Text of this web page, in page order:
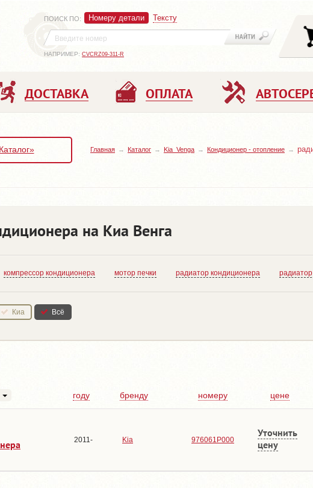
ПОИСК ПО: Номеру детали Тексту
НАПРИМЕР: CVCRZ09-311-R
ДОСТАВКА ОПЛАТА
Главная Каталог Kia_Venga Кондиционер - отопление
на Киа Венга
компрессор кондиционера мотор печки радиатор кондиционера радиатор
Киа Всё
году бренду номеру цене
2011- Kia 976061P000
Уточнить
цену